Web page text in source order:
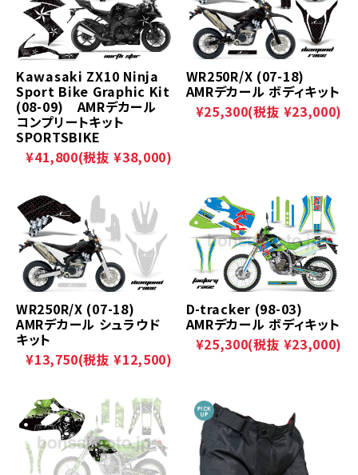
Kawasaki ZX10 Ninja
Sport Bike Graphic Kit
(08-09) AMRデカール
コンプリートキット
SPORTSBIKE
¥41,800(税抜 ¥38,000)
WR250R/X (07-18)
AMRデカール ボディキット
¥25,300(税抜 ¥23,000)
WR250R/X (07-18)
AMRデカール シュラウド
キット
¥13,750(税抜 ¥12,500)
D-tracker (98-03)
AMRデカール ボディキット
¥25,300(税抜 ¥23,000)